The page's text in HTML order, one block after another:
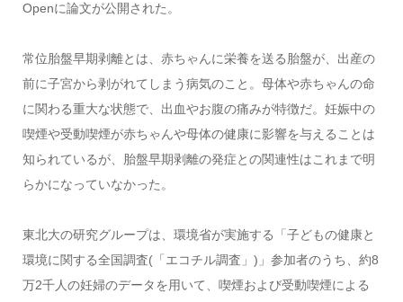
Openに論文が公開された。
常位胎盤早期剥離とは、赤ちゃんに栄養を送る胎盤が、出産の
前に子宮から剥がれてしまう病気のこと。母体や赤ちゃんの命
に関わる重大な状態で、出血やお腹の痛みが特徴だ。妊娠中の
喫煙や受動喫煙が赤ちゃんや母体の健康に影響を与えることは
知られているが、胎盤早期剥離の発症との関連性はこれまで明
らかになっていなかった。
東北大の研究グループは、環境省が実施する「子どもの健康と
環境に関する全国調査(「エコチル調査」)」参加者のうち、約8
万2千人の妊婦のデータを用いて、喫煙および受動喫煙による